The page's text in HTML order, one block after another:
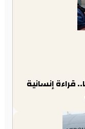
قراءة إنسانية